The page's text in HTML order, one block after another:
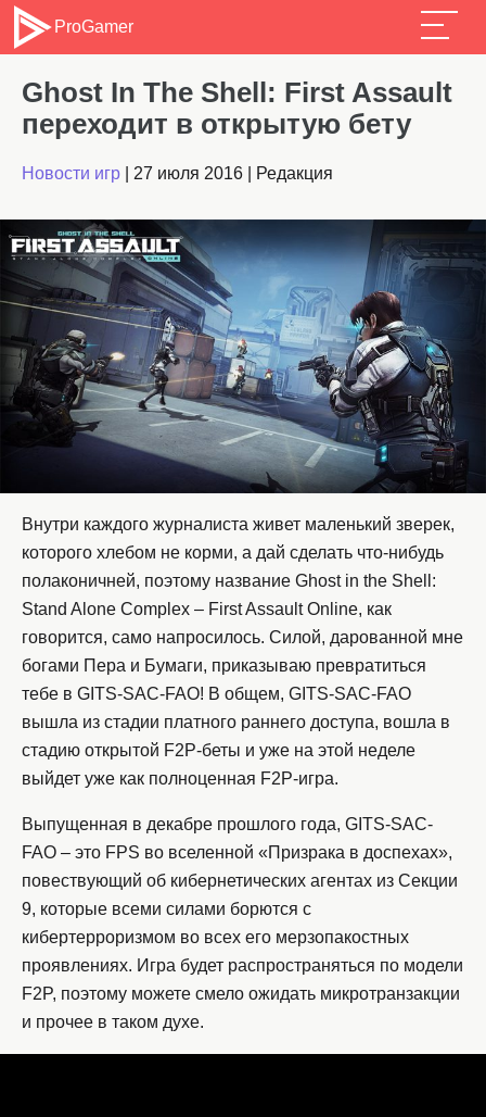
ProGamer
Ghost In The Shell: First Assault
переходит в открытую бету
Новости игр 27 июля 2016 Редакция
Внутри каждого журналиста живет маленький зверек,
которого хлебом не корми, а дай сделать что-нибудь
полаконичней, поэтому название Ghost in the Shell:
Stand Alone Complex – First Assault Online, как
говорится, само напросилось. Силой, дарованной мне
богами Пера и Бумаги, приказываю превратиться
тебе в GITS-SAC-FAO! В общем, GITS-SAC-FAO
вышла из стадии платного раннего доступа, вошла в
стадию открытой F2P-беты и уже на этой неделе
выйдет уже как полноценная F2P-игра.
Выпущенная в декабре прошлого года, GITS-SAC-
FAO – это FPS во вселенной «Призрака в доспехах»,
повествующий об кибернетических агентах из Секции
9, которые всеми силами борются с
кибертерроризмом во всех его мерзопакостных
проявлениях. Игра будет распространяться по модели
F2P, поэтому можете смело ожидать микротранзакции
и прочее в таком духе.